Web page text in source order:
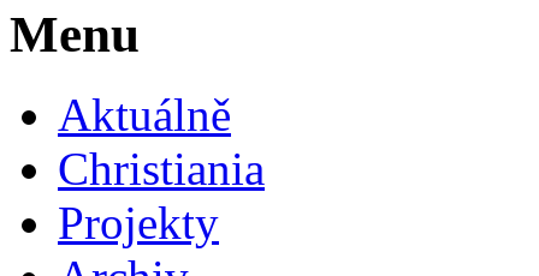
Menu
Aktuálně
Christiania
Projekty